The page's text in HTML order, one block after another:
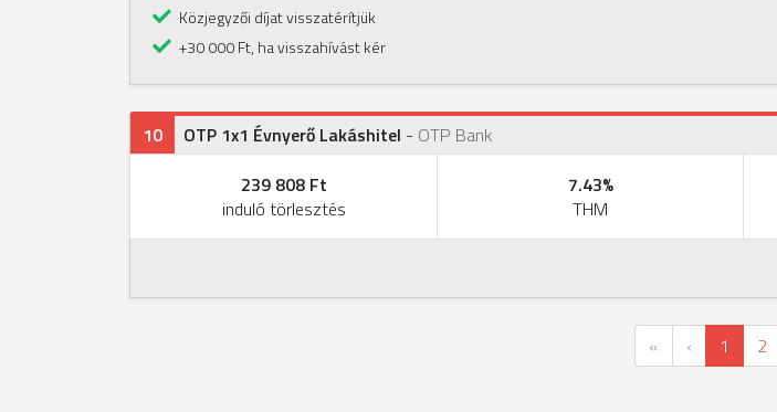
Közjegyzői díjat visszatérítjük
+30 000 Ft, ha visszahívást kér
10 OTP 1x1 Évnyerő Lakáshitel - OTP Bank
239 808 Ft
induló törlesztés
7.43%
THM
« First‹ Previous
1 (current)
2